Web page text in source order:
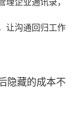
让沟通回归工作
隐藏的成本不